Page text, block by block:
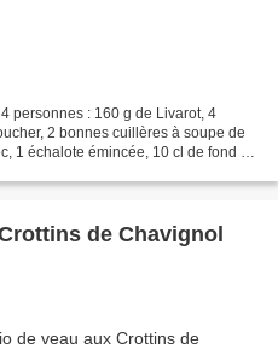
personnes : 160 g de Livarot, 4
2 bonnes cuillères à soupe de
1 échalote émincée, 10 cl de fond de
de Chavignol